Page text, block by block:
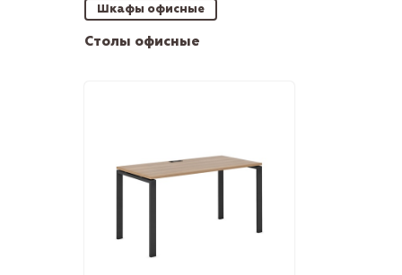
Шкафы офисные
Столы офисные